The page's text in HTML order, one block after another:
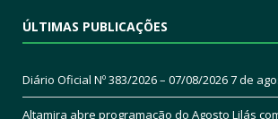
ÚLTIMAS PUBLICAÇÕES
Diário Oficial Nº 383/2026 – 07/08/20267 de
Altamira abre programação do Agosto Lilás